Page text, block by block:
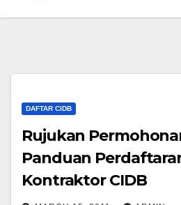
DAFTAR CIDB
Rujukan
Panduan
Kontraktor CIDB